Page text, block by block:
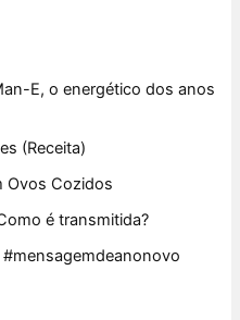
E, o energético dos anos
(Receita)
Ovos Cozidos
é transmitida?